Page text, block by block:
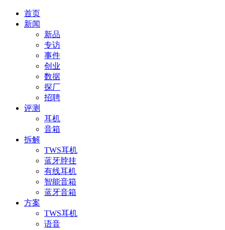
首页
新闻
新品
专访
事件
创业
数据
探厂
招聘
评测
耳机
音箱
拆解
TWS耳机
蓝牙脖挂
有线耳机
智能音箱
蓝牙音箱
方案
TWS耳机
语音